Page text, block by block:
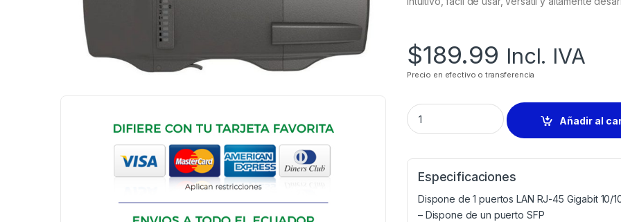
$189.99 Incl. IVA
Precio en efectivo o transferencia
Añadir al
Especificaciones
Dispone de 1 puertos LAN RJ-45 Gigabit 10/
– Dispone de un puerto SFP